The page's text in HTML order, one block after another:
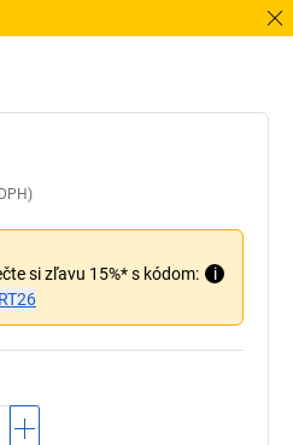
si zľavu 15%* s kódom:
i